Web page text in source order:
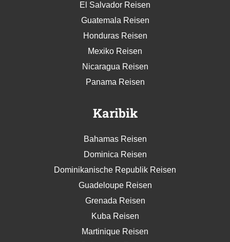
El Salvador Reisen
Guatemala Reisen
Honduras Reisen
Mexiko Reisen
Nicaragua Reisen
Panama Reisen
Karibik
Bahamas Reisen
Dominica Reisen
Dominikanische Republik Reisen
Guadeloupe Reisen
Grenada Reisen
Kuba Reisen
Martinique Reisen